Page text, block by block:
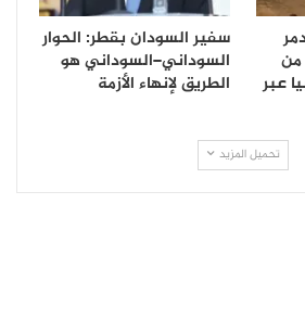
من
عبر
سفير السودان بقطر: الحوار
السوداني–السوداني هو
الطريق لإنهاء الأزمة
تحميل المزيد